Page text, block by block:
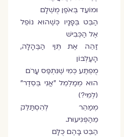
וּמוֹעֵד בְּאֹפֶן מֻשְׁלָם
הַבֵּט בְּפָנָיו כְּשֶׁהוּא נוֹפֵל
אֶל הַכְּבִישׁ
זַהֵה אֶת תְּוַי הַבֶּהָלָה,
הָעֶלְבּוֹן
מֻפְתַּע כְּמִי שֶׁנִּתְפַּס עָרֹם
הוּא מְמַלְמֵל "אֲנִי בְּסֵדֶר"
(לְמִי?)
מְמַהֵר לְהִסְתַּלֵּק
מֵהַפְּגִיעוּת.
הַבֵּט בָּהֶם כֻּלָּם